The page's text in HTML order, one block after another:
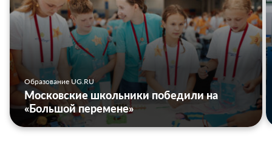
Образование UG.RU
Московские школьники победили на
«Большой перемене»